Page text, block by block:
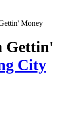
Money
Gettin'
City